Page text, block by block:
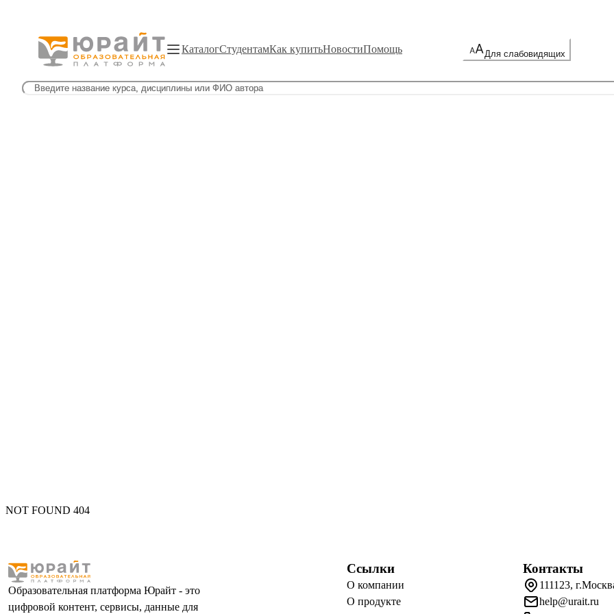
КаталогСтудентамКак купитьНовостиПомощь Для слабовидящих
NOT FOUND 404
Образовательная платформа Юрайт - это
цифровой контент, сервисы, данные для
Ссылки
О компании
О продукте
Контакты
111123,
help@urait.ru